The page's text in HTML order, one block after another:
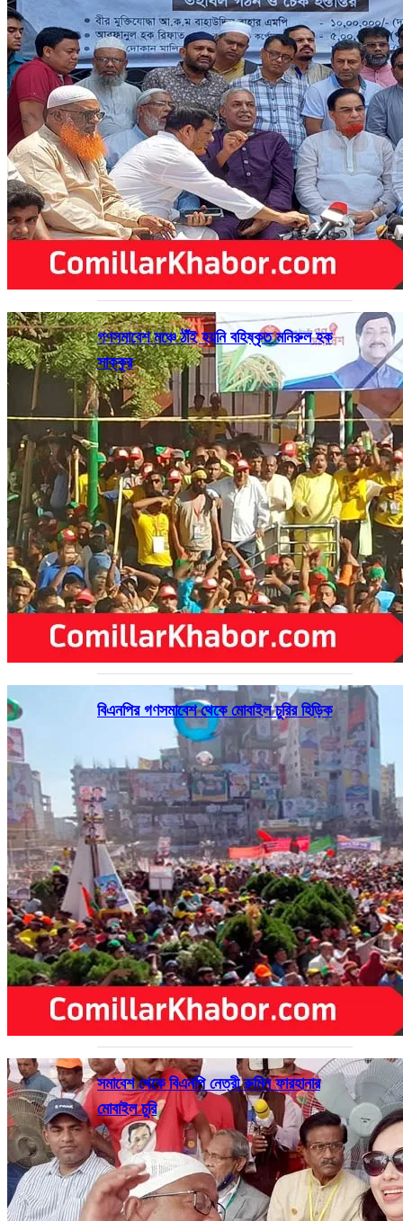
গণসমাবেশ মঞ্চে ঠাঁই হয়নি বহিষ্কৃত মনিরুল হক
সাক্কুর
বিএনপির গণসমাবেশ থেকে মোবাইল চুরির হিড়িক
সমাবেশ থেকে বিএনপি নেত্রী রুমিন ফারহানার
মোবাইল চুরি